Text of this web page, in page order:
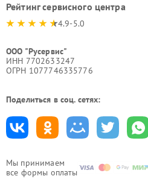
Мы принимаем
все формы оплаты
Рейтинг сервисного центра
4.9-5.0
ООО "Русервис"
ИНН 7702633247
ОГРН 1077746335776
Поделиться в соц. сетях: